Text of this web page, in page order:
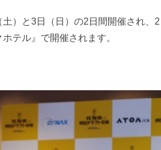
）と3日（日）の2日間開催され、2
テル』で開催されます。